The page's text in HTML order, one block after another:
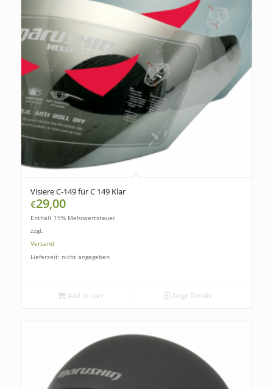
Visiere C-149 für C 149 Klar
€29,00
Enthält 19% Mehrwertsteuer
zzgl.
Versand
Lieferzeit: nicht angegeben
Add to cart Zeige Details